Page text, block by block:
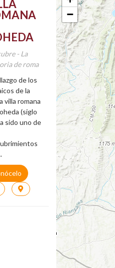
- La
de roma
de los
de la
villa romana
(siglo
sido uno de
−